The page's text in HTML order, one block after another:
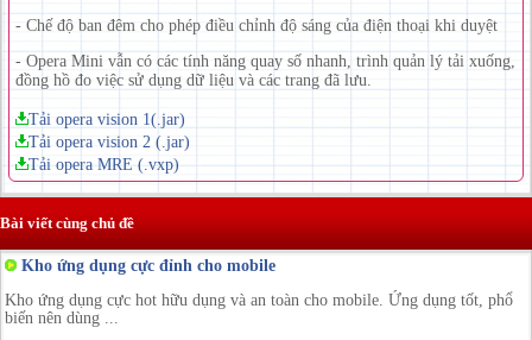
- Chế độ ban đêm cho phép điều chỉnh độ sáng của điện thoại khi duyệt
- Opera Mini vẫn có các tính năng quay số nhanh, trình quản lý tải xuống,
đồng hồ đo việc sử dụng dữ liệu và các trang đã lưu.
Tải opera vision 1(.jar)
Tải opera vision 2 (.jar)
Tải opera MRE (.vxp)
Bài viết cùng chủ đề
Kho ứng dụng cực đỉnh cho mobile
Kho ứng dụng cực hot hữu dụng và an toàn cho mobile. Ứng dụng tốt, phổ
biến nên dùng ...